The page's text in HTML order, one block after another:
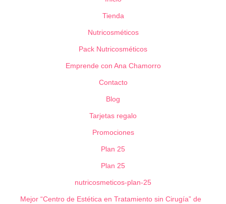
Tienda
Nutricosméticos
Pack Nutricosméticos
Emprende con Ana Chamorro
Contacto
Blog
Tarjetas regalo
Promociones
Plan 25
Plan 25
nutricosmeticos-plan-25
Mejor “Centro de Estética en Tratamiento sin Cirugía” de